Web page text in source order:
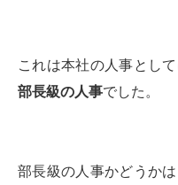
これは本社の人事とし
部長級の人事でした。
部長級の人事かどうか